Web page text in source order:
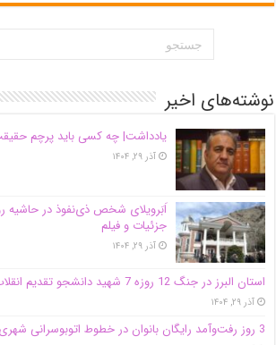
نوشته‌های اخیر
یادداشت| ‌چه کسی باید پرچم
آذر ۲۹, ۱۴۰۴
اَبَر‌ویلای شخص ذی‌نفوذ در
جزئیات و فیلم
آذر ۲۹, ۱۴۰۴
استان البرز در جنگ 12 روزه 7 شهید دانشجو تقدیم انقلاب کرد
آذر ۲۹, ۱۴۰۴
3 روز رفت‌وآمد رایگان بانوان در خطوط اتوبوسرانی شهری کرج